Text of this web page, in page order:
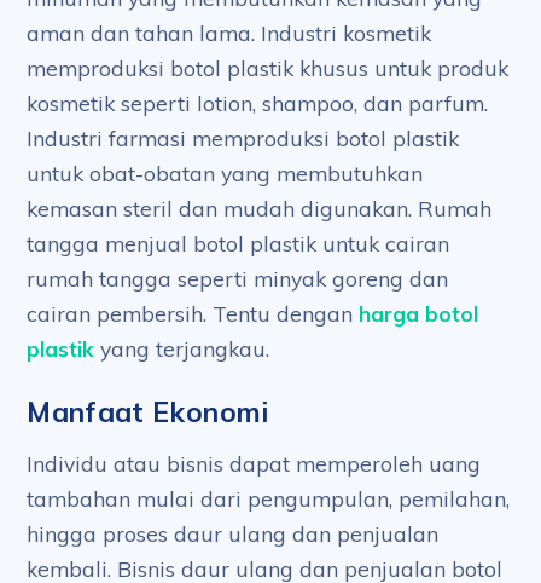
aman dan tahan lama. Industri kosmetik
memproduksi botol plastik khusus untuk produk
kosmetik seperti lotion, shampoo, dan parfum.
Industri farmasi memproduksi botol plastik
untuk obat-obatan yang membutuhkan
kemasan steril dan mudah digunakan. Rumah
tangga menjual botol plastik untuk cairan
rumah tangga seperti minyak goreng dan
cairan pembersih. Tentu dengan harga botol
plastik yang terjangkau.
Manfaat Ekonomi
Individu atau bisnis dapat memperoleh uang
tambahan mulai dari pengumpulan, pemilahan,
hingga proses daur ulang dan penjualan
kembali. Bisnis daur ulang dan penjualan botol